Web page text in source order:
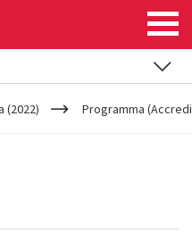
(2022) Programma